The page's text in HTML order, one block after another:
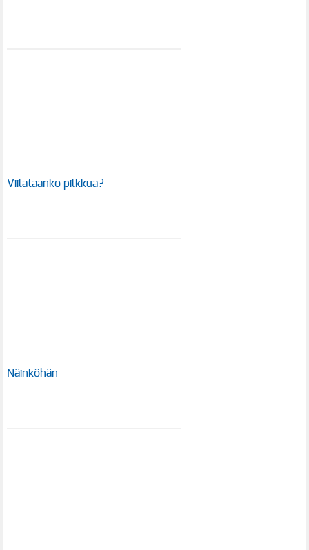
Viilataanko pilkkua?
Näinköhän